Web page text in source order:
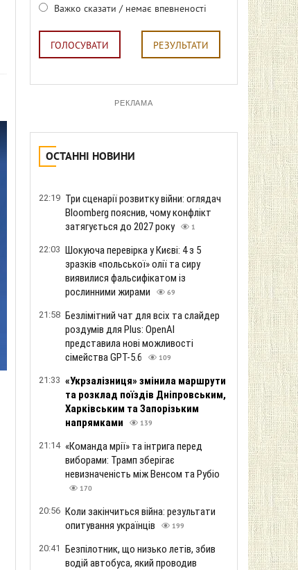
Важко сказати / немає впевненості
ГОЛОСУВАТИ РЕЗУЛЬТАТИ
РЕКЛАМА
ОСТАННІ НОВИНИ
22:19 Три сценарії розвитку війни: оглядач
Bloomberg пояснив, чому конфлікт
затягується до 2027 року
1
22:03 Шокуюча перевірка у Києві: 4 з 5
зразків «польської» олії та сиру
виявилися фальсифікатом із
рослинними жирами
69
21:58 Безлімітний чат для всіх та слайдер
роздумів для Plus: OpenAI
представила нові можливості
сімейства GPT-5.6
109
21:33 «Укрзалізниця» змінила маршрути
та розклад поїздів Дніпровським,
Харківським та Запорізьким
напрямками
139
21:14 «Команда мрії» та інтрига перед
виборами: Трамп зберігає
невизначеність між Венсом та Рубіо
170
20:56 Коли закінчиться війна: результати
опитування українців
199
20:41 Безпілотник, що низько летів, збив
водій автобуса, який проводив